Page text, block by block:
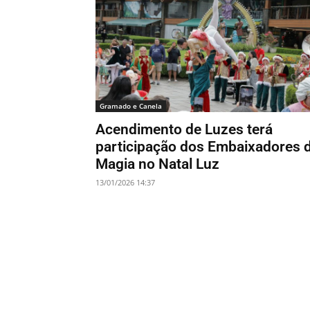
Gramado e Canela
Acendimento de Luzes terá
participação dos Embaixadores
Magia no Natal Luz
13/01/2026 14:37